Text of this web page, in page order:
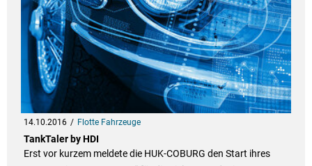
14.10.2016 Flotte Fahrzeuge
TankTaler by HDI
Erst vor kurzem meldete die HUK-COBURG den Start ihres